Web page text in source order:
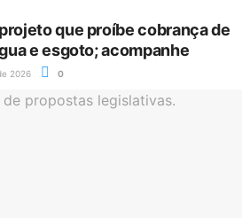
que proíbe cobrança de
e esgoto; acompanhe
2026 0